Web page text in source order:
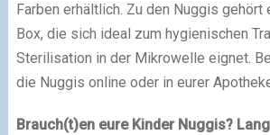
Farben erhältlich. Zu den Nuggis gehört
Box, die sich ideal zum hygienischen
Sterilisation in der Mikrowelle eignet.
die Nuggis online oder in eurer
Brauch(t)en eure Kinder Nuggis?